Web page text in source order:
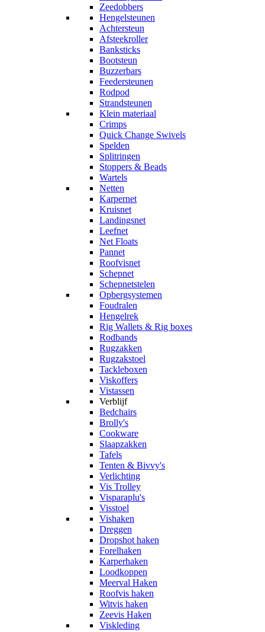
Zeedobbers
Hengelsteunen
Achtersteun
Afsteekroller
Banksticks
Bootsteun
Buzzerbars
Feedersteunen
Rodpod
Strandsteunen
Klein materiaal
Crimps
Quick Change Swivels
Spelden
Splitringen
Stoppers & Beads
Wartels
Netten
Karpernet
Kruisnet
Landingsnet
Leefnet
Net Floats
Pannet
Roofvisnet
Schepnet
Schepnetstelen
Opbergsystemen
Foudralen
Hengelrek
Rig Wallets & Rig boxes
Rodbands
Rugzakken
Rugzakstoel
Tackleboxen
Viskoffers
Vistassen
Verblijf
Bedchairs
Brolly's
Cookware
Slaapzakken
Tafels
Tenten & Bivvy's
Verlichting
Vis Trolley
Visparaplu's
Visstoel
Vishaken
Dreggen
Dropshot haken
Forelhaken
Karperhaken
Loodkoppen
Meerval Haken
Roofvis haken
Witvis haken
Zeevis Haken
Viskleding